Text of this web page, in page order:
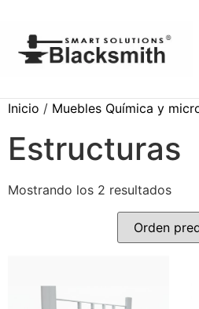
Inicio / Muebles Química y
Estructuras
Mostrando los 2 resultados